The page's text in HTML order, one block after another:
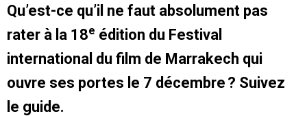
Qu’est-ce qu’il ne faut absolument pas
rater à la 18e édition du Festival
international du film de Marrakech qui
ouvre ses portes le 7 décembre ? Suivez
le guide.